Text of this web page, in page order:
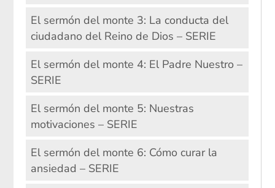
El sermón del monte 3: La conducta del
ciudadano del Reino de Dios – SERIE
El sermón del monte 4: El Padre Nuestro –
SERIE
El sermón del monte 5: Nuestras
motivaciones – SERIE
El sermón del monte 6: Cómo curar la
ansiedad – SERIE